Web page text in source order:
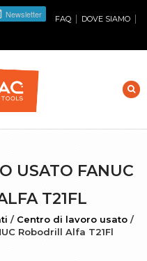
FAQ | DOVE SIAMO |
USATO FANUC
T21FL
/ Centro di lavoro usato /
Robodrill Alfa T21Fl